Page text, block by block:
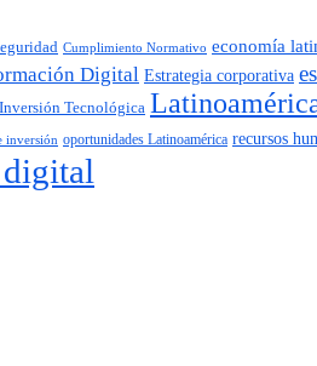
Cumplimiento Normativo economía
Digital Estrategia corporativa
Inversión Tecnológica
inversión oportunidades Latinoamérica recursos